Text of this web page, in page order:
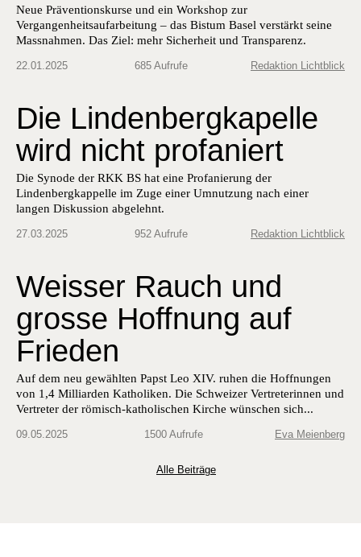
Neue Präventionskurse und ein Workshop zur
Vergangenheitsaufarbeitung – das Bistum Basel verstärkt seine
Massnahmen. Das Ziel: mehr Sicherheit und Transparenz.
22.01.2025 685 Aufrufe Redaktion Lichtblick
Die Lindenbergkapelle
wird nicht profaniert
Die Synode der RKK BS hat eine Profanierung der
Lindenbergkappelle im Zuge einer Umnutzung nach einer
langen Diskussion abgelehnt.
27.03.2025 952 Aufrufe Redaktion Lichtblick
Weisser Rauch und
grosse Hoffnung auf
Frieden
Auf dem neu gewählten Papst Leo XIV. ruhen die Hoffnungen
von 1,4 Milliarden Katholiken. Die Schweizer Vertreterinnen und
Vertreter der römisch-katholischen Kirche wünschen sich...
09.05.2025 1500 Aufrufe Eva Meienberg
Alle Beiträge